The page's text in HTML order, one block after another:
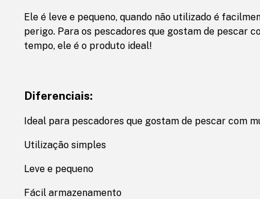
Ele é leve e pequeno, quando não utilizado é
perigo. Para os pescadores que gostam de pescar
tempo, ele é o produto ideal!
Diferenciais:
Ideal para pescadores que gostam de pescar com
Utilização simples
Leve e pequeno
Fácil armazenamento